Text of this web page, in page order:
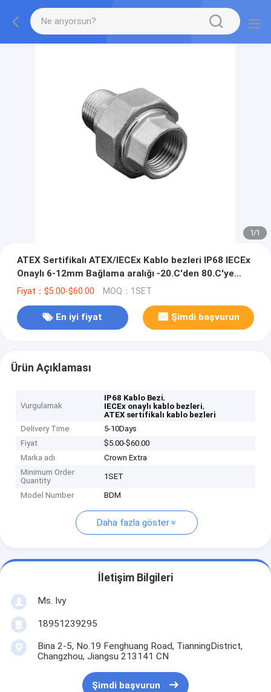
1/1
ATEX Sertifikalı ATEX/IECEx Kablo bezleri IP68 IECEx
Onaylı 6-12mm Bağlama aralığı -20.C'den 80.C'ye
kadar
Fiyat：$5.00-$60.00 MOQ：1SET
En iyi fiyat Şimdi başvurun
Ürün Açıklaması
Vurgulamak
IP68 Kablo Bezi,
IECEx onaylı kablo bezleri,
ATEX sertifikalı kablo bezleri
Delivery Time
5-10Days
Fiyat
$5.00-$60.00
Marka adı
Crown Extra
Minimum Order
Quantity
1SET
Model Number BDM
Daha fazla göster
İletişim Bilgileri
Ms. Ivy
18951239295
Bina 2-5, No.19 Fenghuang Road, TianningDistrict,
Changzhou, Jiangsu 213141 CN
Şimdi başvurun